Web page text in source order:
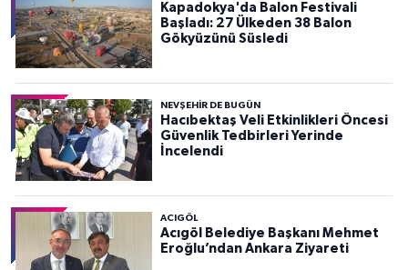
Kapadokya'da Balon Festivali
Başladı: 27 Ülkeden 38 Balon
Gökyüzünü Süsledi
NEVŞEHIR DE BUGÜN
Hacıbektaş Veli Etkinlikleri Öncesi
Güvenlik Tedbirleri Yerinde
İncelendi
ACIGÖL
Acıgöl Belediye Başkanı Mehmet
Eroğlu’ndan Ankara Ziyareti